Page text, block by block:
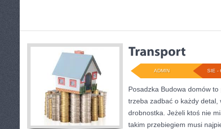
SIE -
ADMIN
Posadzka Budowa domów
trzeba zadbać o każdy detal,
drobnostka. Jeżeli ktoś nie
takim przebiegiem musi